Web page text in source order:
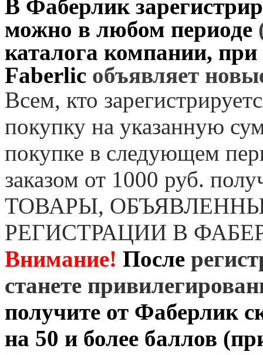
В Фаберлик
можно в любом периоде
каталога компании,
Faberlic объявляет
Всем, кто
покупку на указанную
покупке в следующем
заказом от 1000 руб.
ТОВАРЫ,
РЕГИСТРАЦИИ В
Внимание! После
станете
получите от Фаберлик
на 50 и более баллов